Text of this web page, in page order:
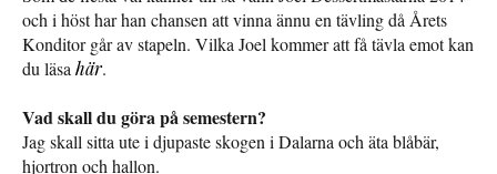
och i höst har han chansen att vinna ännu en tävling då Årets
Konditor går av stapeln. Vilka Joel kommer att få tävla emot kan
du läsa här.
Vad skall du göra på semestern?
Jag skall sitta ute i djupaste skogen i Dalarna och äta blåbär,
hjortron och hallon.